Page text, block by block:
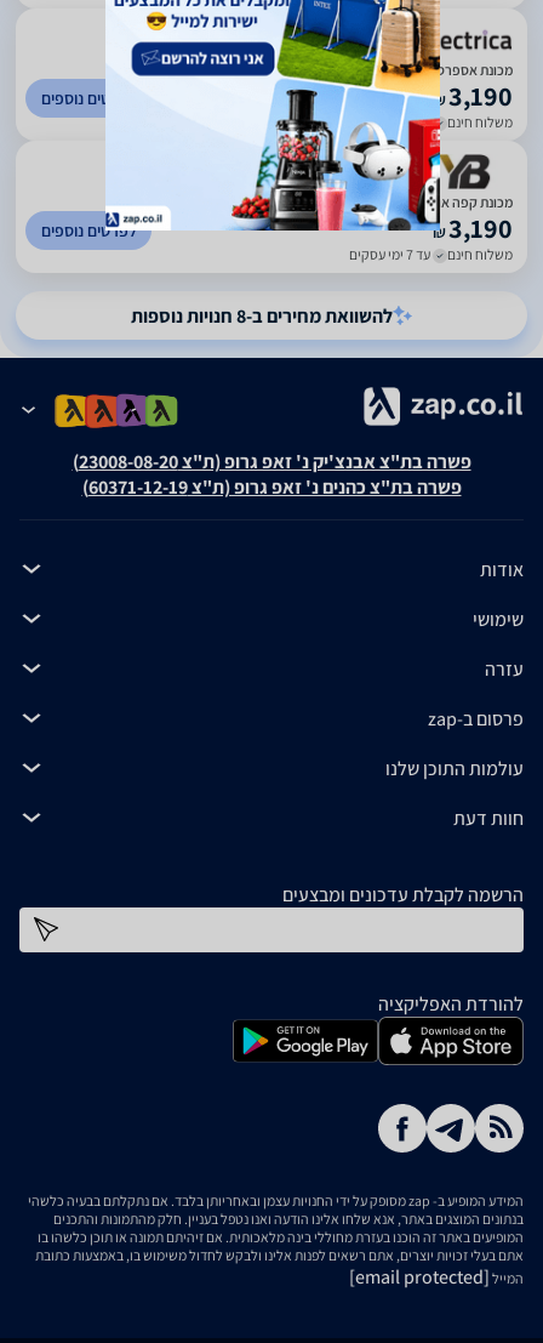
5
(
281
)
‏מכונת אספרסו Siemens TP507R04 EQ.500 סימנס
₪3,190
משלוח חינם עד 5 ימי עסקים
לפרטים נוספים
5
(
413
)
מכונת קפה אוטומטית סימנס Siemens EQ.500 TP507R04 classic
₪3,190
משלוח חינם עד 7 ימי עסקים
לפרטים נוספים
להשוואת מחירים ב-8 חנויות נוספות
פשרה בת"צ אבנצ'יק נ' זאפ גרופ (ת"צ 23008-08-20)
פשרה בת"צ כהנים נ' זאפ גרופ (ת"צ 60371-12-19)
אודות
שימושי
עזרה
פרסום ב-zap
עולמות התוכן שלנו
חוות דעת
הרשמה לקבלת עדכונים ומבצעים
להורדת האפליקציה
המידע המופיע ב- zap מסופק על ידי החנויות עצמן ובאחריותן בלבד. אם נתקלתם בבעיה כלשהי
בנתונים המוצגים באתר, אנא שלחו אלינו הודעה ואנו נטפל בעניין. חלק מהתמונות והתכנים
המופיעים באתר זה הוכנו בעזרת מחוללי בינה מלאכותית. אם זיהיתם תמונה או תוכן כלשהו בו
אתם בעלי זכויות יוצרים, אתם רשאים לפנות אלינו ולבקש לחדול משימוש בו, באמצעות כתובת
המייל [email protected]